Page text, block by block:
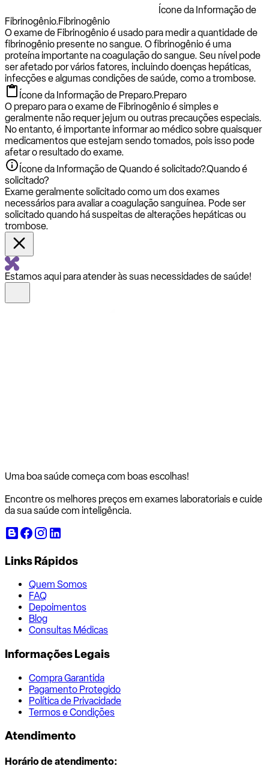
Ícone da Informação de
Fibrinogênio.Fibrinogênio
O exame de Fibrinogênio é usado para medir a quantidade de
fibrinogênio presente no sangue. O fibrinogênio é uma
proteína importante na coagulação do sangue. Seu nível pode
ser afetado por vários fatores, incluindo doenças hepáticas,
infecções e algumas condições de saúde, como a trombose.
Ícone da Informação de Preparo.Preparo
O preparo para o exame de Fibrinogênio é simples e
geralmente não requer jejum ou outras precauções especiais.
No entanto, é importante informar ao médico sobre quaisquer
medicamentos que estejam sendo tomados, pois isso pode
afetar o resultado do exame.
Ícone da Informação de Quando é solicitado?.Quando é
solicitado?
Exame geralmente solicitado como um dos exames
necessários para avaliar a coagulação sanguínea. Pode ser
solicitado quando há suspeitas de alterações hepáticas ou
trombose.
Estamos aqui para atender às suas necessidades de saúde!
Uma boa saúde começa com boas escolhas!
Encontre os melhores preços em exames laboratoriais e cuide
da sua saúde com inteligência.
Links Rápidos
Quem Somos
FAQ
Depoimentos
Blog
Consultas Médicas
Informações Legais
Compra Garantida
Pagamento Protegido
Política de Privacidade
Termos e Condições
Atendimento
Horário de atendimento: